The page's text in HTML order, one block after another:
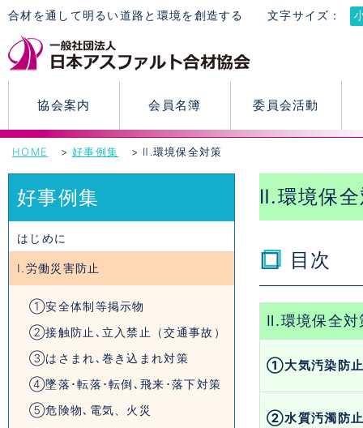
合材を通して明るい道路と環境を創造する 文字サイズ：
協会案内 会員名簿 委員会活動
HOME 好事例集 Ⅱ.環境保全対策
好事例集
はじめに
Ⅰ.労働災害防止
①安全体制等掲示物
②接触防止､立入禁止（交通事故）
③はさまれ､巻き込まれ対策
④墜落･転落･転倒､飛来･落下対策
⑤危険物､電気、火災
Ⅱ.環境保
目次
Ⅱ.環境保全対
①大気汚染防
②水質汚濁防